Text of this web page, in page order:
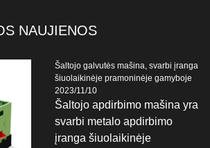
NAUJIENOS
Šaltojo galvutės mašina, svarbi įranga
šiuolaikinėje pramoninėje gamyboje
2023/11/10
Šaltojo apdirbimo mašina yra
svarbi metalo apdirbimo
įranga šiuolaikinėje